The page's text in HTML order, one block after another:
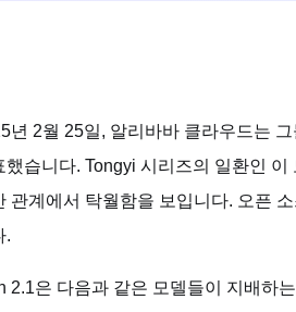
년 2월 25일, 알리바바 클라우드는
했습니다. Tongyi 시리즈의 일환인
관계에서 탁월함을 보입니다. 오픈
.
2.1은 다음과 같은 모델들이 지배하